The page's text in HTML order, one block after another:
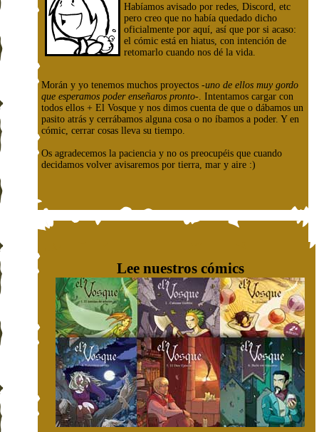
Habíamos avisado por redes, Discord, etc
pero creo que no había quedado dicho
oficialmente por aquí, así que por si acaso:
el cómic está en hiatus, con intención de
retomarlo cuando nos dé la vida.
Morán y yo tenemos muchos proyectos -uno de ellos muy gordo
que esperamos poder enseñaros pronto- . Intentamos cargar con
todos ellos + El Vosque y nos dimos cuenta de que o dábamos un
pasito atrás y cerrábamos alguna cosa o no íbamos a poder. Y en
cómic, cerrar cosas lleva su tiempo.
Os agradecemos la paciencia y no os preocupéis que cuando
decidamos volver avisaremos por tierra, mar y aire :)
Lee nuestros cómics